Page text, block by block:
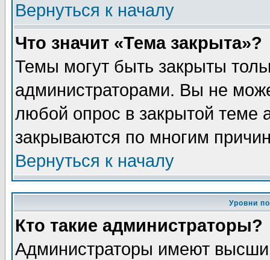
Вернуться к началу
Что значит «Тема закрыта»?
Темы могут быть закрыты
администраторами. Вы не
любой опрос в закрытой теме
закрываются по многим
Вернуться к началу
Уровни
Кто такие администраторы?
Администраторы имеют